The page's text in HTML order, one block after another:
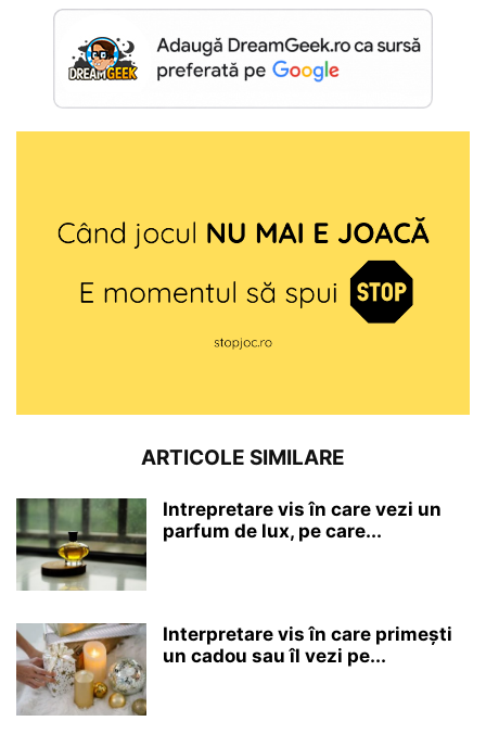
ARTICOLE SIMILARE
Intrepretare vis în care vezi un
parfum de lux, pe care...
Interpretare vis în care primești
un cadou sau îl vezi pe...